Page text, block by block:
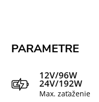
PARAMETRE
12V/96W
24V/192W
Max. zaťaženie